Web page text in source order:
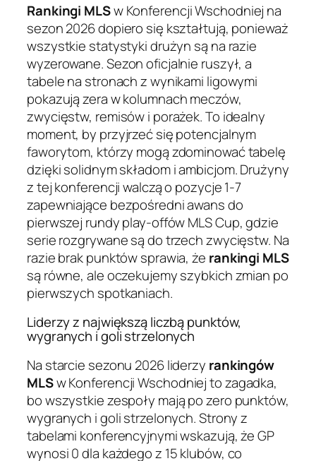
Rankingi MLSw Konferencji Wschodniej na
sezon 2026 dopiero się kształtują, ponieważ
wszystkie statystyki drużyn są na razie
wyzerowane. Sezon oficjalnie ruszył, a
tabele na stronach z wynikami ligowymi
pokazują zera w kolumnach meczów,
zwycięstw, remisów i porażek. To idealny
moment, by przyjrzeć się potencjalnym
faworytom, którzy mogą zdominować tabelę
dzięki solidnym składom i ambicjom. Drużyny
z tej konferencji walczą o pozycje 1-7
zapewniające bezpośredni awans do
pierwszej rundy play-offów MLS Cup, gdzie
serie rozgrywane są do trzech zwycięstw. Na
razie brak punktów sprawia, że rankingi MLS
są równe, ale oczekujemy szybkich zmian po
pierwszych spotkaniach.
Liderzy z największą liczbą punktów,
wygranych i goli strzelonych
Na starcie sezonu 2026 liderzy rankingów
MLSw Konferencji Wschodniej to zagadka,
bo wszystkie zespoły mają po zero punktów,
wygranych i goli strzelonych. Strony z
tabelami konferencyjnymi wskazują, że GP
wynosi 0 dla każdego z 15 klubów, co